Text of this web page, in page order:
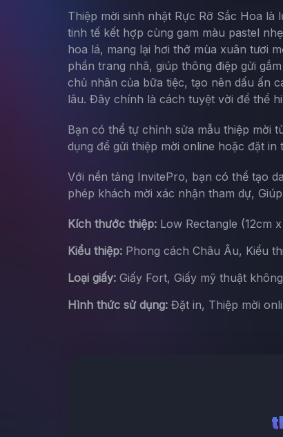
Thiệp mời sinh nhật Rực Rỡ Sắc Hoa
tinh tế kết hợp cùng gam màu pastel
hoa lá, mang lại hơi thở mùa xuân tươi
phần trang nhã, giúp thông điệp gửi
chủ nhân của bữa tiệc, tạo nên dấu ấn
lâu. Đây chính là cách tuyệt vời để thể
Bạn có thể tự chỉnh sửa mẫu thiệp mời
dụng để gửi thiệp mời online hoặc đặt
Với nền tảng InvitePro, bạn có thể tạo
phép khách mời xác nhận tham dự,
Kích thước thiệp: Low Rectangle (12cm x
Kiểu thiệp: Phong cách Châu Âu, Kiểu
Loại giấy: Giấy Fort, Giấy mỹ thuật
Hình thức sử dụng: Đặt in, Thiệp mời